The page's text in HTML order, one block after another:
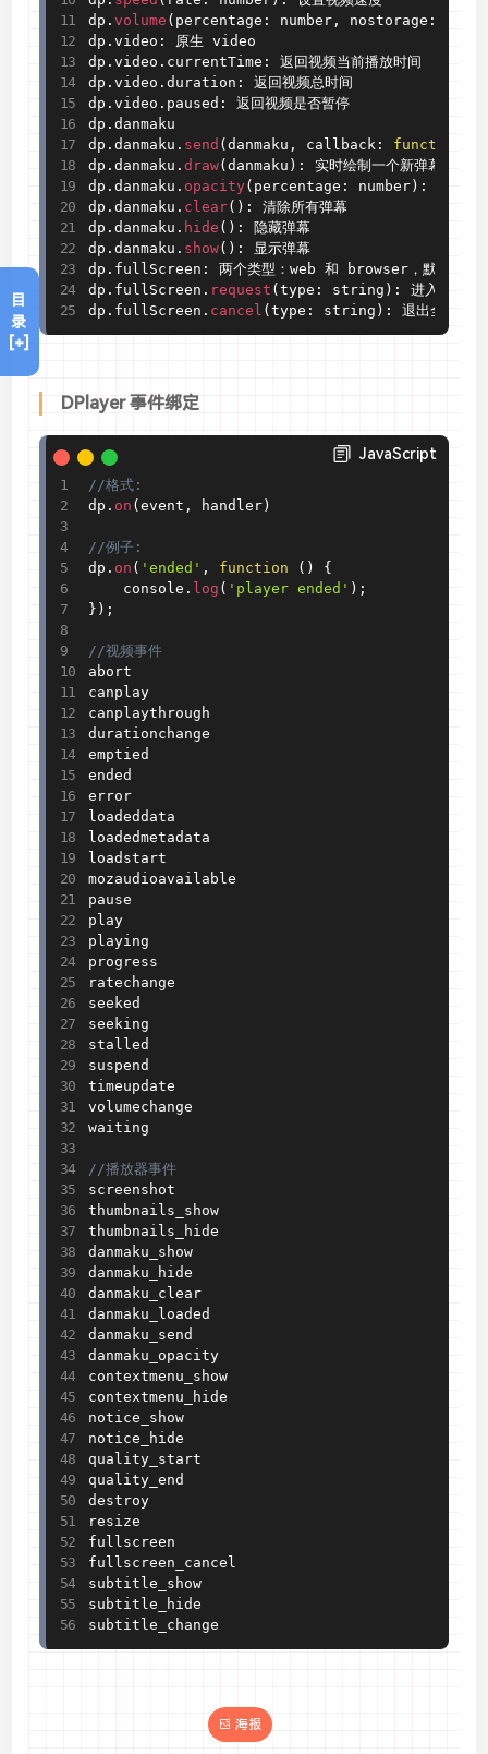
dp . volume ( percentage : number , nostorage :
dp . video :
原生 video
dp . video . currentTime :
返回视频当前播放时间
dp . video . duration :
返回视频总时间
dp . video . paused :
返回视频是否暂停
dp . danmaku
dp . danmaku . send ( danmaku , callback : function
dp . danmaku . draw( danmaku ) :
实时绘制一个新弹幕
dp . danmaku . opacity( percentage : number ) :
dp . danmaku . clear( ) :
清除所有弹幕
dp . danmaku . hide ( ) :
隐藏弹幕
dp . danmaku . show( ) :
显示弹幕
dp . fullScreen :
两个类型：web 和 browser，默认类
dp . fullScreen . request ( type : string ) :
进入全屏
dp . fullScreen . cancel ( type : string ) : 退出全屏
DPlayer 事件绑定
JavaScript
//格式:
dp . on ( event , handler )
//例子:
dp . on ( 'ended' , function ( )
{
    console
. log ( 'player ended' ) ;
} ) ;
//视频事件
abort
canplay
canplaythrough
durationchange
emptied
ended
error
loadeddata
loadedmetadata
loadstart
mozaudioavailable
pause
play
playing
progress
ratechange
seeked
seeking
stalled
suspend
timeupdate
volumechange
waiting
//播放器事件
screenshot
thumbnails_show
thumbnails_hide
danmaku_show
danmaku_hide
danmaku_clear
danmaku_loaded
danmaku_send
danmaku_opacity
contextmenu_show
contextmenu_hide
notice_show
notice_hide
quality_start
quality_end
destroy
resize
fullscreen
fullscreen_cancel
subtitle_show
subtitle_hide
subtitle_change
海报
目
录
[+]